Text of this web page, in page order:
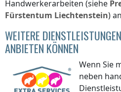
Handwerkerarbeiten (siehe
Fürstentum Liechtenstein)
WEITERE
ANBIETEN KÖNNEN
Wenn Sie
neben